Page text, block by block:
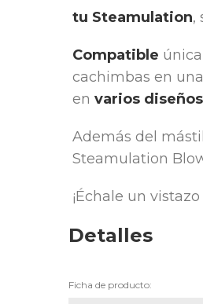
tu Steamulation,
Compatible
cachimbas en
en varios diseños
Además del
Steamulation
¡Échale un vistazo
Detalles
Ficha de producto: